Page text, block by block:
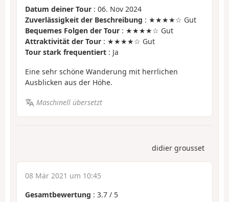
Datum deiner Tour : 06. Nov 2024
Zuverlässigkeit der Beschreibung : ★★★★☆ Gut
Bequemes Folgen der Tour : ★★★★☆ Gut
Attraktivität der Tour : ★★★★☆ Gut
Tour stark frequentiert : Ja
Eine sehr schöne Wanderung mit herrlichen
Ausblicken aus der Höhe.
Maschinell übersetzt
didier grousset
08 Mär 2021 um 10:45
Gesamtbewertung : 3.7 / 5